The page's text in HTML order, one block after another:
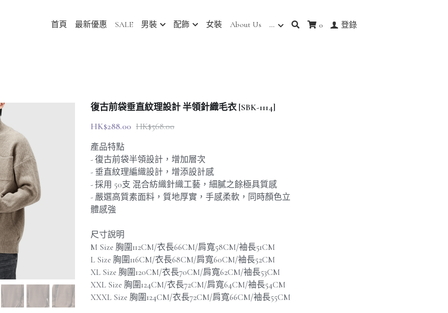
首頁 最新優惠 SALE 男裝 配飾 女裝 About Us … 0 登錄
復古前袋垂直紋理設計 半領針織毛衣 [SBK-1114]
HK$288.00 HK$568.00
產品特點
- 復古前袋半領設計，增加層次
- 垂直紋理編織設計，增添設計感
- 採用 50支 混合紡織針織工藝，細膩之餘極具質感
- 嚴選高質素面料，質地厚實，手感柔軟，同時顏色立
體感強
尺寸說明
M Size 胸圍112CM/衣長66CM/肩寬58CM/袖長51CM
L Size 胸圍116CM/衣長68CM/肩寬60CM/袖長52CM
XL Size 胸圍120CM/衣長70CM/肩寬62CM/袖長53CM
XXL Size 胸圍124CM/衣長72CM/肩寬64CM/袖長54CM
XXXL Size 胸圍124CM/衣長72CM/肩寬66CM/袖長55CM